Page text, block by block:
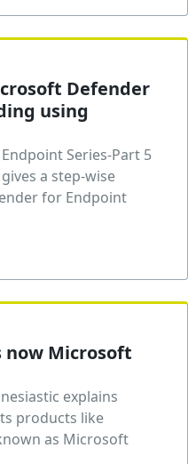
Defender
using
Series-Part 5
a step-wise
for Endpoint
now Microsoft
explains
products like
as Microsoft